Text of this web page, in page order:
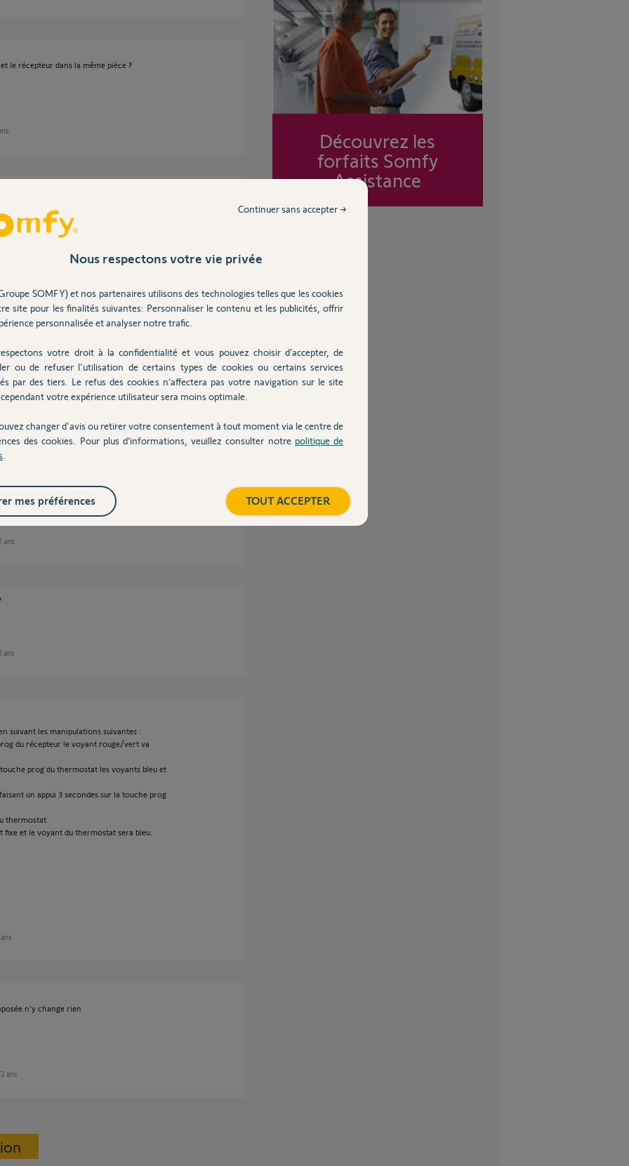
le récepteur dans la même pièce ?
test dans cette pièce exigüe. J'ai essayé
assez proche de la chaudière (coffre en
que la chaudière pouvait faire
pendre le plus loin possible de la chaudière,
essayé avec les deux collés, face à face.
ans
Yellos puissent vous aider.
ans
ans
suivant les manipulations suivantes :
du récepteur le voyant rouge/vert va
prog du thermostat les voyants bleu et
un appui 3 secondes sur la touche prog
thermostat.
et le voyant du thermostat sera bleu.
n'y change rien
ans
Découvrez les
forfaits Somfy
Assistance
Nous respectons votre vie privée
SOMFY) et nos partenaires utilisons des technologies telles que les cookies
site pour les finalités suivantes: Personnaliser le contenu et les publicités, offrir
personnalisée et analyser notre trafic.
votre droit à la confidentialité et vous pouvez choisir d’accepter, de
ou de refuser l'utilisation de certains types de cookies ou certains services
par des tiers. Le refus des cookies n’affectera pas votre navigation sur le site
votre expérience utilisateur sera moins optimale.
changer d'avis ou retirer votre consentement à tout moment via le centre de
des cookies. Pour plus d’informations, veuillez consulter notre politique de
Continuer sans accepter →
TOUT ACCEPTER
mes préférences